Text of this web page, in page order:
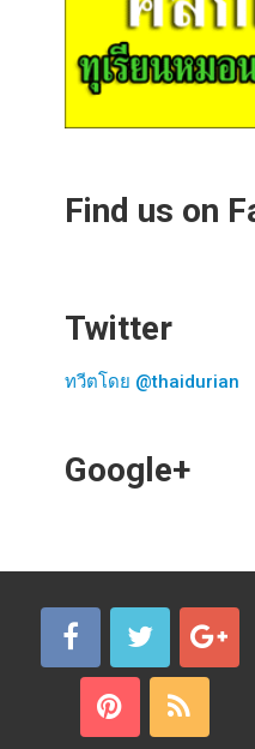
Find us on
Twitter
ทวีตโดย @thaidurian
Google+